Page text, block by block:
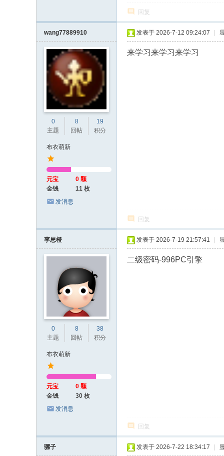
回复
wang77889910
0
主题
8
回帖
19
积分
布衣萌新
元宝
0 颗
金钱
11 枚
发消息
发表于 2026-7-12 09:24:07
来学习来学习来学习
回复
李思橙
0
主题
8
回帖
38
积分
布衣萌新
元宝
0 颗
金钱
30 枚
发消息
发表于 2026-7-19 21:57:41
二级密码-996PC引擎
回复
骡子 发表于 2026-7-22 18:34:17